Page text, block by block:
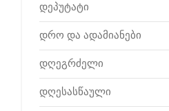
დეპუტატი
დრო და ადამიანები
დღეგრძელი
დღესასწაული